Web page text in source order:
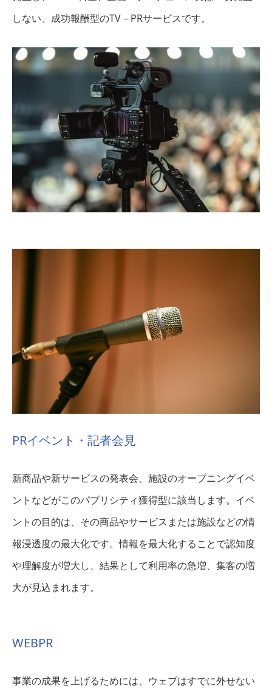
しない、成功報酬型のTV－PRサービスです。
PRイベント・記者会見
新商品や新サービスの発表会、施設のオープニングイベ
ントなどがこのパブリシティ獲得型に該当します。イベ
ントの目的は、その商品やサービスまたは施設などの情
報浸透度の最大化です。情報を最大化することで認知度
や理解度が増大し、結果として利用率の急増、集客の増
大が見込まれます。
WEBPR
事業の成果を上げるためには、ウェブはすでに外せない